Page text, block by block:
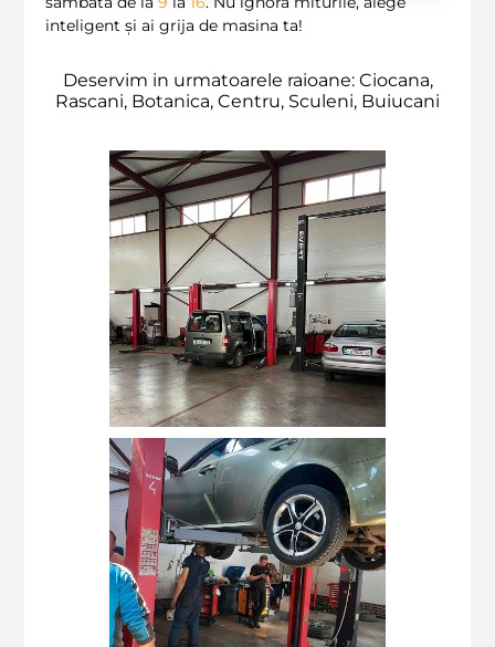
inteligent și ai grija de masina ta!
Deservim in urmatoarele raioane: Ciocana,
Rascani, Botanica, Centru, Sculeni, Buiucani